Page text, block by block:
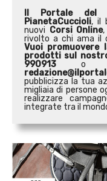
Il Portale del
PianetaCuccioli, il
nuovi Corsi Online,
rivolto a chi ama il
Vuoi
prodotti sul
990913 o
pubblicizza la tua
migliaia di persone
realizzare
integrate tra il